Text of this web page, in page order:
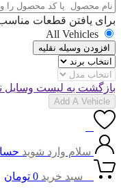
برای یافتن قطعات مناسب
All Vehicles
افزودن وسیله نقلیه
بازگشت به لیست وسایل
Add A Vehicle
سلام وارد شوید
سبد خرید 0 تومان